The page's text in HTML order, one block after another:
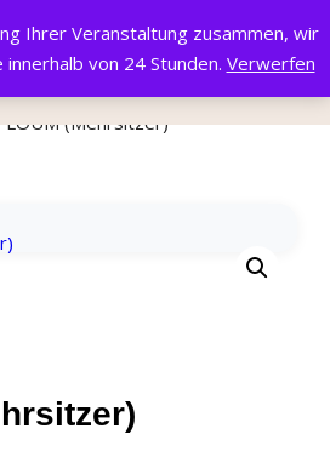
Ihrer Veranstaltung zusammen, wir
von 24 Stunden. Verwerfen
(Mehrsitzer)